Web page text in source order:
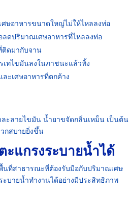
ศษอาหารขนาดใหญ่ไม่ให้ไหลลงท่อ
ลดปริมาณเศษอาหารที่ไหลลงท่อ
ติดมากับจาน
เทไขมันลงในภาชนะแล้วทิ้ง
ะเศษอาหารที่ตกค้าง
ะลายไขมัน น้ำยาขจัดกลิ่นเหม็น เป็นต้น
กสบายยิ่งขึ้น
แกรงระบายน้ำได้
นที่สาธารณะที่ต้องรับมือกับปริมาณเศษ
บายน้ำทำงานได้อย่างมีประสิทธิภาพ